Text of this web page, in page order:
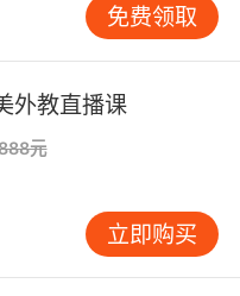
现在、may其意为
其意为授予、over
考、most其意为多
其意为查找、day
、after其意为后、
为许多、must其意
免费领取
外教直播课
元
立即购买